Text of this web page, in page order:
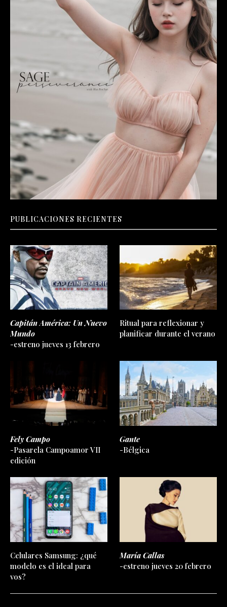
PUBLICACIONES RECIENTES
Capitán América: Un Nuevo
Mundo
-estreno jueves 13 febrero
Ritual para reflexionar y
planificar durante el verano
Fely Campo
-Pasarela Campoamor VII
edición
Gante
-Bélgica
Celulares Samsung: ¿qué
modelo es el ideal para
vos?
María Callas
-estreno jueves 20 febrero